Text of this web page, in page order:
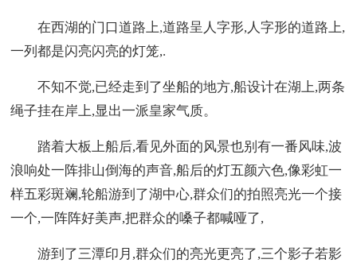
在西湖的门口道路上,道路呈人字形,人字形的道路上,
一列都是闪亮闪亮的灯笼,.
不知不觉,已经走到了坐船的地方,船设计在湖上,两条
绳子挂在岸上,显出一派皇家气质。
踏着大板上船后,看见外面的风景也别有一番风味,波
浪响处一阵排山倒海的声音,船后的灯五颜六色,像彩虹一
样五彩斑斓,轮船游到了湖中心,群众们的拍照亮光一个接
一个,一阵阵好美声,把群众的嗓子都喊哑了,
游到了三潭印月,群众们的亮光更亮了,三个影子若影